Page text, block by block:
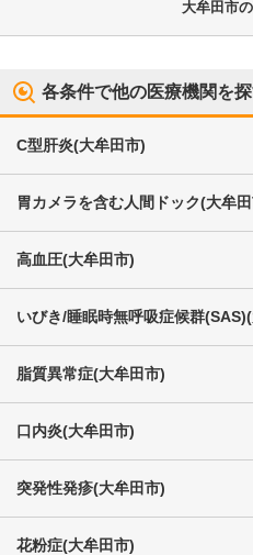
大牟田市
各条件で他の医療機関を
C型肝炎(大牟田市)
胃カメラを含む人間ドック(大牟
高血圧(大牟田市)
いびき/睡眠時無呼吸症候群(SAS)(
脂質異常症(大牟田市)
口内炎(大牟田市)
突発性発疹(大牟田市)
花粉症(大牟田市)